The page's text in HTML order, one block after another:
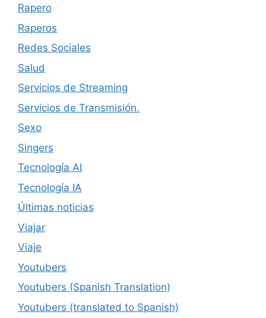
Rapero
Raperos
Redes Sociales
Salud
Servicios de Streaming
Servicios de Transmisión.
Sexo
Singers
Tecnología AI
Tecnología IA
Últimas noticias
Viajar
Viaje
Youtubers
Youtubers (Spanish Translation)
Youtubers (translated to Spanish)